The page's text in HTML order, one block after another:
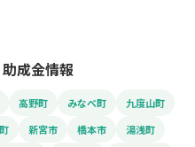
成金情報
高野町 みなべ町
九度山町
新宮市 橋本市
湯浅町